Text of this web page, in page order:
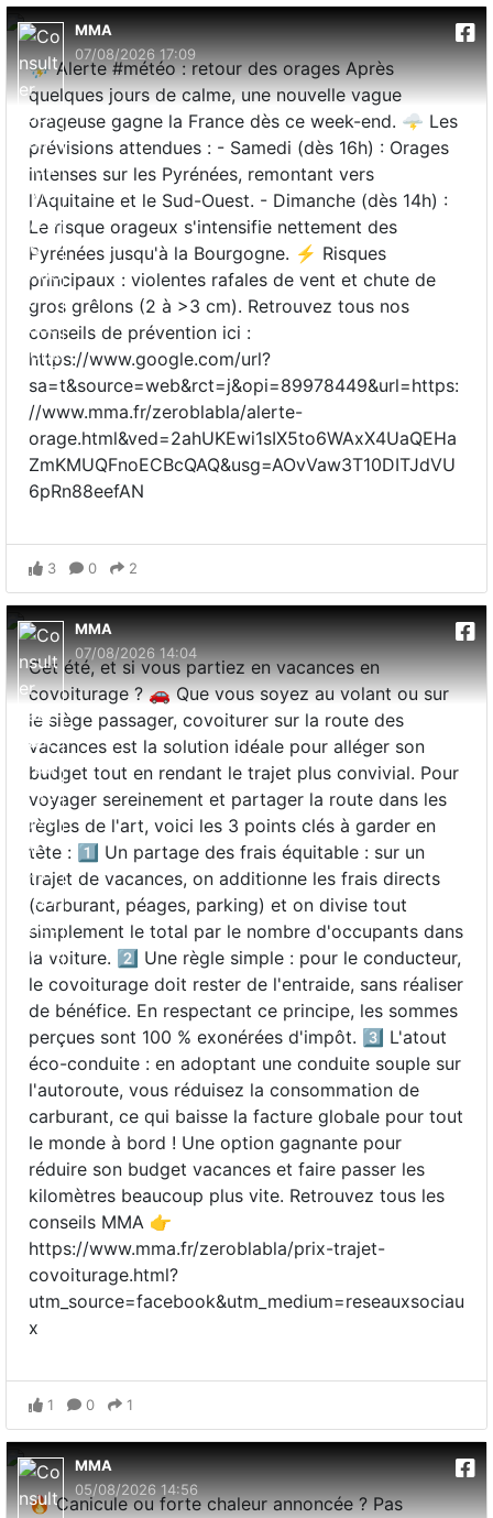
MMA
07/08/2026 17:09
⛈️ Alerte #météo : retour des orages Après
quelques jours de calme, une nouvelle vague
orageuse gagne la France dès ce week-end. 🌩️ Les
prévisions attendues : - Samedi (dès 16h) : Orages
intenses sur les Pyrénées, remontant vers
l'Aquitaine et le Sud-Ouest. - Dimanche (dès 14h) :
Le risque orageux s'intensifie nettement des
Pyrénées jusqu'à la Bourgogne. ⚡ Risques
principaux : violentes rafales de vent et chute de
gros grêlons (2 à >3 cm). Retrouvez tous nos
conseils de prévention ici :
https://www.google.com/url?
sa=t&source=web&rct=j&opi=89978449&url=https:
//www.mma.fr/zeroblabla/alerte-
orage.html&ved=2ahUKEwi1sIX5to6WAxX4UaQEHa
ZmKMUQFnoECBcQAQ&usg=AOvVaw3T10DITJdVU
6pRn88eefAN
3 0 2
MMA
07/08/2026 14:04
Cet été, et si vous partiez en vacances en
covoiturage ? 🚗 Que vous soyez au volant ou sur
le siège passager, covoiturer sur la route des
vacances est la solution idéale pour alléger son
budget tout en rendant le trajet plus convivial. Pour
voyager sereinement et partager la route dans les
règles de l'art, voici les 3 points clés à garder en
tête : 1️⃣ Un partage des frais équitable : sur un
trajet de vacances, on additionne les frais directs
(carburant, péages, parking) et on divise tout
simplement le total par le nombre d'occupants dans
la voiture. 2️⃣ Une règle simple : pour le conducteur,
le covoiturage doit rester de l'entraide, sans réaliser
de bénéfice. En respectant ce principe, les sommes
perçues sont 100 % exonérées d'impôt. 3️⃣ L'atout
éco-conduite : en adoptant une conduite souple sur
l'autoroute, vous réduisez la consommation de
carburant, ce qui baisse la facture globale pour tout
le monde à bord ! Une option gagnante pour
réduire son budget vacances et faire passer les
kilomètres beaucoup plus vite. Retrouvez tous les
conseils MMA 👉
https://www.mma.fr/zeroblabla/prix-trajet-
covoiturage.html?
utm_source=facebook&utm_medium=reseauxsociau
x
1 0 1
MMA
05/08/2026 14:56
🔥 Canicule ou forte chaleur annoncée ? Pas